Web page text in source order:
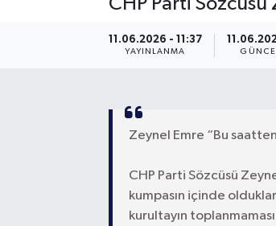
11.06.2026 - 11:37
YAYINLANMA
Zeynel Emre “Bu
CHP Parti Sözcüsü
kumpasın içinde
kurultayın
KÜLTÜR-SANAT
Haber Arşivi